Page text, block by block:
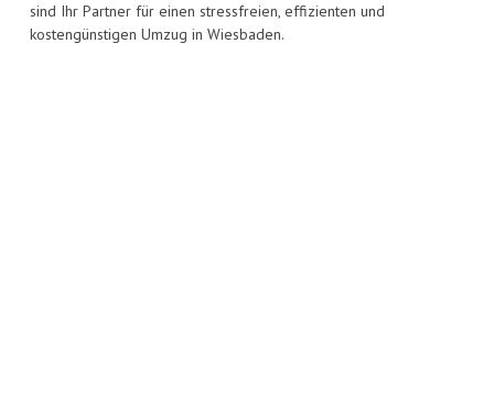
sind Ihr Partner für einen stressfreien, effizienten und
kostengünstigen Umzug in Wiesbaden.